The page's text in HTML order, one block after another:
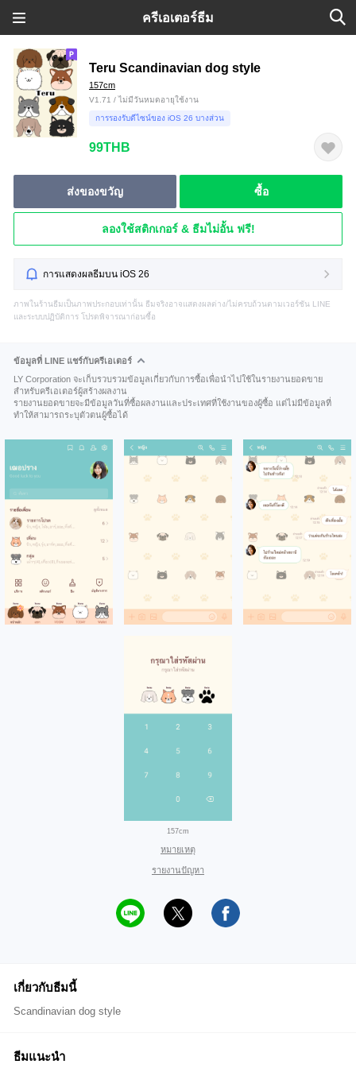
ครีเอเตอร์ธีม
Teru Scandinavian dog style
157cm
V1.71 / ไม่มีวันหมดอายุใช้งาน
การรองรับดีไซน์ของ iOS 26 บางส่วน
99THB
ส่งของขวัญ ซื้อ
ลองใช้สติกเกอร์ & ธีมไม่อั้น ฟรี!
การแสดงผลธีมบน iOS 26
ภาพในร้านธีมเป็นภาพประกอบเท่านั้น ธีมจริงอาจแสดงผลต่าง/ไม่ครบถ้วนตามเวอร์ชัน LINE
และระบบปฏิบัติการ โปรดพิจารณาก่อนซื้อ
ข้อมูลที่ LINE แชร์กับครีเอเตอร์
LY Corporation จะเก็บรวบรวมข้อมูลเกี่ยวกับการซื้อเพื่อนำไปใช้ในรายงานยอดขาย
สำหรับครีเอเตอร์ผู้สร้างผลงาน
รายงานยอดขายจะมีข้อมูลวันที่ซื้อผลงานและประเทศที่ใช้งานของผู้ซื้อ แต่ไม่มีข้อมูลที่
ทำให้สามารถระบุตัวตนผู้ซื้อได้
157cm
หมายเหตุ
รายงานปัญหา
เกี่ยวกับธีมนี้
Scandinavian dog style
ธีมแนะนำ